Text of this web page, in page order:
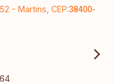
- Martins, CEP:38400-